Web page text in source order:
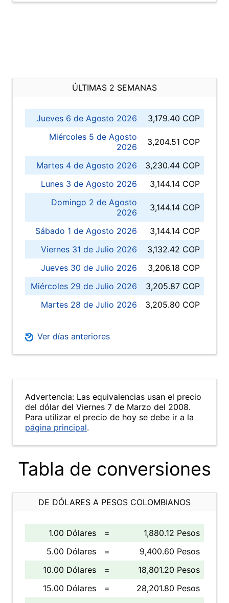
ÚLTIMAS 2 SEMANAS
Jueves 6 de Agosto 2026
3,179.40 COP
Miércoles 5 de Agosto
2026
3,204.51 COP
Martes 4 de Agosto 2026
3,230.44 COP
Lunes 3 de Agosto 2026
3,144.14 COP
Domingo 2 de Agosto
2026
3,144.14 COP
Sábado 1 de Agosto 2026
3,144.14 COP
Viernes 31 de Julio 2026
3,132.42 COP
Jueves 30 de Julio 2026
3,206.18 COP
Miércoles 29 de Julio 2026
3,205.87 COP
Martes 28 de Julio 2026
3,205.80 COP
Ver días anteriores
Advertencia: Las equivalencias usan el precio
del dólar del Viernes 7 de Marzo del 2008.
Para utilizar el precio de hoy se debe ir a la
página principal.
Tabla de conversiones
DE DÓLARES A PESOS COLOMBIANOS
1.00 Dólares =
1,880.12 Pesos
5.00 Dólares
=
9,400.60 Pesos
10.00 Dólares
=
18,801.20 Pesos
15.00 Dólares
=
28,201.80 Pesos